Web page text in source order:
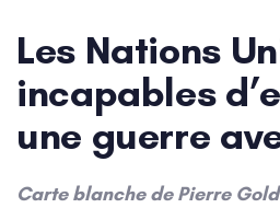
Les Nations
incapables
une guerre
Carte blanche de Pierre